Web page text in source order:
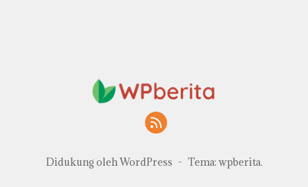
Didukung oleh WordPress - Tema: wpberita.